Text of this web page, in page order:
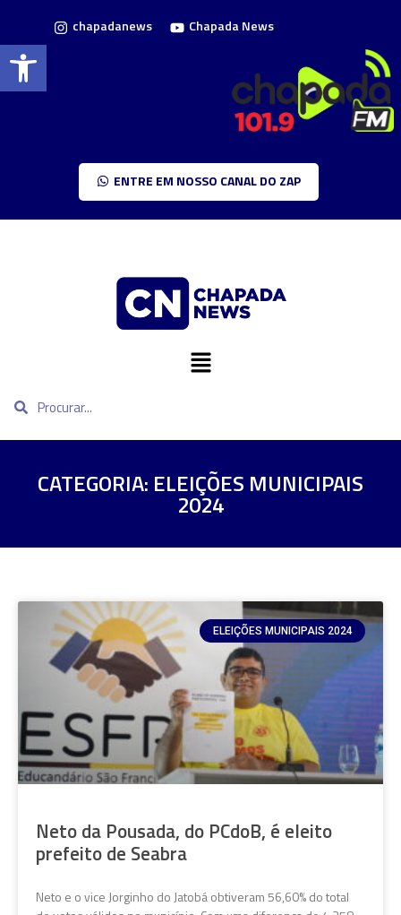
Barra de Ferramentas Aberta
chapadanews Chapada News
ENTRE EM NOSSO CANAL DO ZAP
CATEGORIA: ELEIÇÕES MUNICIPAIS
2024
ELEIÇÕES MUNICIPAIS 2024
Neto da Pousada, do PCdoB, é eleito
prefeito de Seabra
Neto e o vice Jorginho do Jatobá obtiveram 56,60% do total